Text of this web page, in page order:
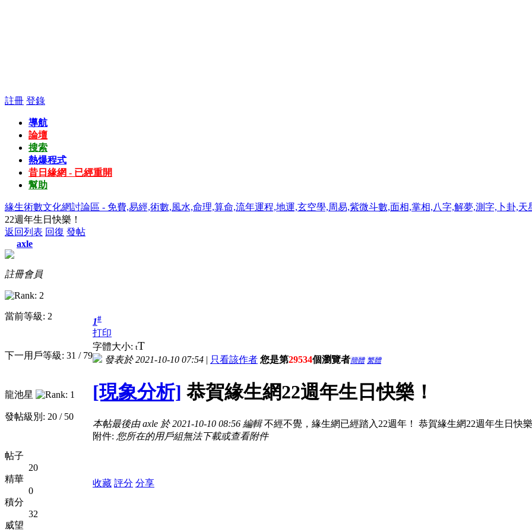
註冊 登錄
導航
論壇
搜索
熱爆程式
昔日緣網 - 已經重開
幫助
緣生術數文化網討論區 - 免費,易經,術數,風水,命理,算命,流年運程,地運,玄空學,周易,紫微斗數,面相,掌相,八字,解夢,測字,卜卦,
22週年生日快樂！
返回列表 回復 發帖
axle
註冊會員
當前等級: 2
下一用戶等級: 31 / 79
龍池星
發帖級別: 20 / 50
帖子
20
精華
0
積分
32
威望
1#
打印
字體大小: tT
發表於 2021-10-10 07:54 | 只看該作者 您是第29534個瀏覽者簡體 繁體
[現象分析] 恭賀緣生網22週年生日快樂！
本帖最後由 axle 於 2021-10-10 08:56 編輯不經不覺，緣生網已經踏入22週年！ 恭賀緣生網22週年生日快
附件: 您所在的用戶組無法下載或查看附件
收藏 評分 分享